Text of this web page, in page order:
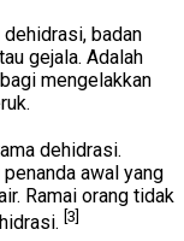
badan
gejala. Adalah
mengelakkan
dehidrasi.
awal yang
Ramai orang tidak
[3]